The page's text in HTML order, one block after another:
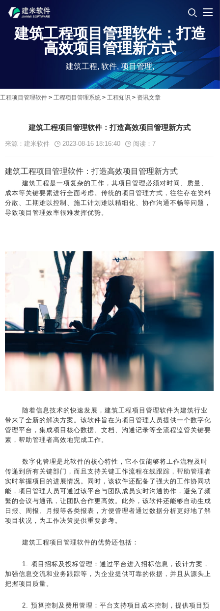
建筑工程项目管理软件：打造
高效项目管理新方式
建筑工程, 软件, 项目管理,
工程项目管理软件 > 工程项目管理系统 > 工程知识 > 资讯文章
建筑工程项目管理软件：打造高效项目管理新方式
来源：建米软件 2023-08-16 18:16:40 阅读： 7
建筑工程项目管理软件：打造高效项目管理新方式
建筑工程是一项复杂的工作，其项目管理必须对时间、质量、
成本等关键要素进行全面考虑。传统的项目管理方式，往往存在资料
分散、工期难以控制、施工计划难以精细化、协作沟通不畅等问题，
导致项目管理效率很难发挥优势。
随着信息技术的快速发展，建筑工程项目管理软件为建筑行业
带来了全新的解决方案。该软件旨在为项目管理人员提供一个数字化
管理平台，集成项目核心数据、文档、沟通记录等全流程监管关键要
素，帮助管理者高效地完成工作。
数字化管理是此软件的核心特性，它不仅能够将工作流程及时
传递到所有关键部门，而且支持关键工作流程在线跟踪，帮助管理者
实时掌握项目的进展情况。同时，该软件还配备了强大的工作协同功
能，项目管理人员可通过该平台与团队成员实时沟通协作，避免了频
繁的会议与通讯，让团队合作更高效。此外，该软件还能够自动生成
日报、周报、月报等各类报表，方便管理者通过数据分析更好地了解
项目状况，为工作决策提供重要参考。
建筑工程项目管理软件的优势还包括：
1. 项目招标及投标管理：通过平台进入招标信息，设计方案，
加强信息交流和业务跟踪等，为企业提供可靠的依据，并且从源头上
把握项目质量。
2. 预算控制及费用管理：平台支持项目成本控制，提供项目预